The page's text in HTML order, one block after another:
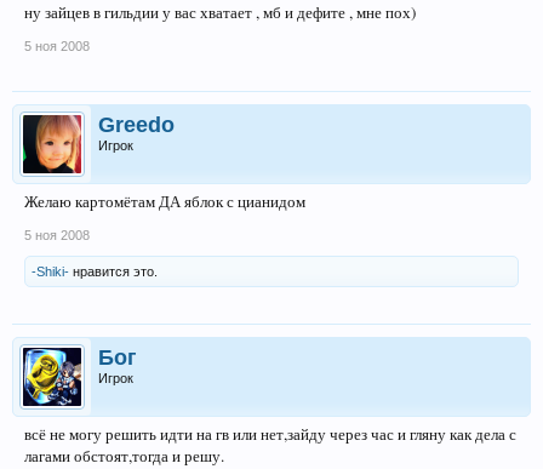
ну зайцев в гильдии у вас хватает , мб и дефите , мне пох)
5 ноя 2008
Greedo
Игрок
Желаю картомётам ДА яблок с цианидом
5 ноя 2008
-Shiki- нравится это.
Бог
Игрок
всё не могу решить идти на гв или нет,зайду через час и гляну как дела с
лагами обстоят,тогда и решу.